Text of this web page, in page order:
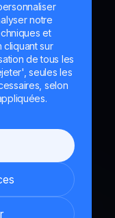
notre
et
cliquant sur
de tous les
seules les
selon